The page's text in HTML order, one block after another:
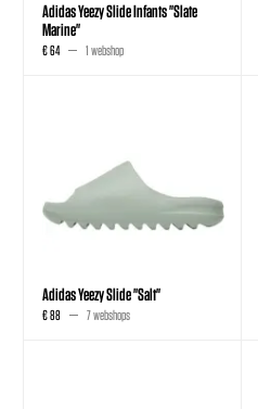
Adidas Yeezy Slide Infants "Slate
Marine"
€ 64 1 webshop
Adidas Yeezy Slide "Salt"
€ 88 7 webshops